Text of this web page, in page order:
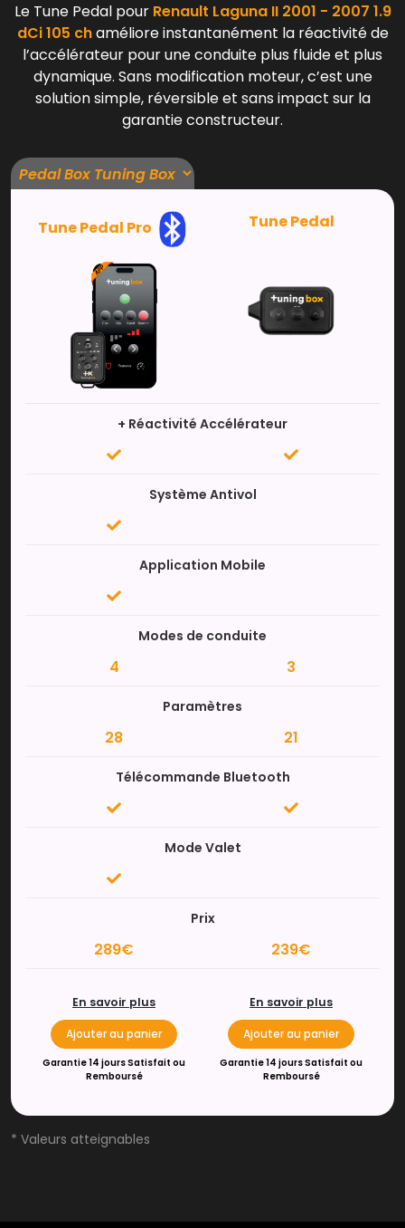
Le Tune Pedal pour Renault Laguna II 2001 - 2007 1.9
dCi 105 chaméliore instantanément la réactivité de
l’accélérateur pour une conduite plus fluide et plus
dynamique. Sans modification moteur, c’est une
solution simple, réversible et sans impact sur la
garantie constructeur.
Tune Pedal Pro Tune Pedal
+ Réactivité Accélérateur
Système Antivol
Application Mobile
Modes de conduite
4 3
Paramètres
28 21
Télécommande Bluetooth
Mode Valet
Prix
289€ 239€
En savoir plus
Ajouter au panier
Garantie 14 jours Satisfait ou
Remboursé
En savoir plus
Ajouter au panier
Garantie 14 jours Satisfait ou
Remboursé
* Valeurs atteignables